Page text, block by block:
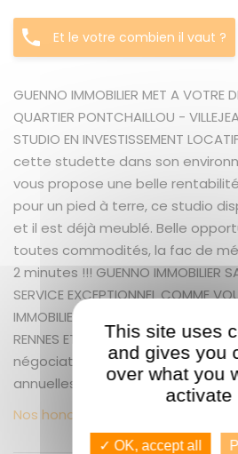
Et le votre combien il vaut ?
GUENNO IMMOBILIER MET A VOTRE
QUARTIER PONTCHAILLOU -
STUDIO EN INVESTISSEMENT
cette studette dans son
vous propose une belle
pour un pied à terre, ce studio
et il est déjà meublé. Belle
toutes commodités, la fac de
2 minutes !!! GUENNO IMMOBILIER
SERVICE EXCEPTIONNEL COMME
IMMOBILIER : LE PLUS GRAND CHOIX
RENNES ET ALENTOURS + 17.09 %
négociation TTC. Copropriété de
annuelles : 1080 euros.
Nos honoraires
This site uses
and gives you
over what you
activate
✓ OK, accept all